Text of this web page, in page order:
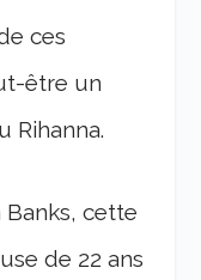
ces
être un
Rihanna.
cette
de 22 ans